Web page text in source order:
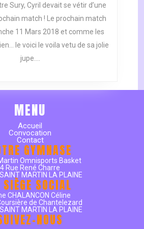
SUR
SON
31
Sury, Cyril devait se vétir d’une
match ! Le prochain match
11 Mars 2018 et comme les
le voici le voila vetu de sa jolie
jupe….
MENU
Accueil
Convocation
Contact
GYMNASE
Omnisports Basket
4 Rue René Charre
MARTIN LA PLAINE
SIÈGE SOCIAL
CHALANCON Céline
de Chantelezard
MARTIN LA PLAINE
NOUS